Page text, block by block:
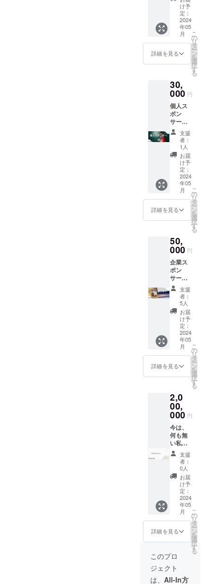
を避け
る為、
男性へ
の訪問
の施術
断りし
ており
（マル
シェな
ど、公
共の場
での施
術は可
能で
す。）
※メディ
セルの
施術
は、医
療行為
には該
当しま
せん。
マル
シェで
なく訪
問の場
合別途
や宿泊
費をを
性もご
ざいま
す。 施
術前に
一度コ
ンタク
トを取
り訪問
になり
ます。
前売り
券の有
効期限
（2024
年5月〜
5月）ま
でこの
使用し
ていた
だけま
す。 打
ち合わ
せなど
が生じ
た場合
は、公
共の場
での面
会にな
ります
使用方
法 ①ご
訪問 訪
問の場
施術前
に一度
コンタ
クトを
取り訪
問にな
りま
す。 密
室を避
ける
為、男
性への
訪問の
施術
は、お
断りし
ており
別途交
通費や
ををい
ただく
可能性
もござ
注意
点ー ご
支援後
メール
から公
式LINE
の友達
す。
（クー
送らせ
ていた
だくの
で必ず
お願い
しま
す。）
マル
シェで
なく訪
問の場
合別途
や宿泊
費をを
性もご
ざいま
す。 施
術前に
一度コ
ンタク
トを取
り訪問
になり
ます。
前売り
券の有
効期限
（2024
年5月〜
5月）ま
で 使用
へ訪問
訪問の
場合
は、施
術前に
一度コ
ンタク
トを取
り訪問
になり
ます。
密室を
避ける
為、男
性への
訪問の
は、お
断りし
ます。
別途交
通費や
宿泊費
ただき
ました
方から
順次送
らせて
頂きま
す。）
3000円
程の、
物を想
定して
いま
す。 ご
当地の
場所は
お選び
頂けま
せん。
（ただ
し、ご
支援者
様のお
住まい
の県以
す。）
内容に
関して
は決定
後メー
ルでお
知らせ
します
一回の
ご支援
につき
一回の
発送に
なりま
す。
を利用
して感
謝の気
持ちを
伝えま
せん
か？(*
´╰╯`๓)
♬ 4回
供のギ
フト券
です ギ
フトに
関しま
して
は、更
に特別
な施術
を提供
できる
よう
に、マ
ルシェ
と訪問
以外で
も、 公
て、特
別なひ
と時を
送れる
プラン
を考え
ていま
す。
（2024
年5月以
降ラッ
ピング
をして
順次お
届け）
ー注意
点ー 有
2027年
5月 打
ち合わ
せなど
が生じ
た場合
は、公
共の場
での面
会にな
ります
使用方
法 ①ご
自宅へ
訪問 訪
問の場
合は、
施術前
クトを
問にな
りま
け予
定：
2024
年05
月
詳細を見る
こ
の
リ
タ
ー
ン
を
選
択
す
る
30,
000 円
個人ス
ポン
サー枠
ースポ
ンサー
特典内
容ー ・
マル
シェ出
店時に
そこで
の写真
を公式
LINEで
プレゼ
ント（1
マル
シェ参
加時に
ご当地
のキー
ホル
ダーを
一つ送
りま
す。（1
回） ・
ホーム
ページ
に個人
スポン
サー様
のイニ
頂きま
す。 ※
支援
時、必
ず備考
欄に掲
載を希
望され
るお名
前をご
記入く
ださい
ー注
意ー
メール
より公
式LINE
の登録
す。 ス
ポン
サー様
が男性
支援
者：
1人
お届
け予
定：
2024
年05
月
詳細を見る
こ
の
リ
タ
ー
ン
を
選
択
す
る
50,
000 円
企業ス
ポン
サー枠
ー協賛
企業紹
介の方
法ー ・
各マル
シェな
どイベ
ント時
企業ス
ポン
サーさ
んの
Instagr
コード
を置く
・ロゴ
入りT
シャツ
にロゴ
の記載
（10
㎝）程
ロゴ受
け取り
法→後
日公式
LINEに
ロゴの
PDFを
送って
頂きま
す。 ・
同時に
ロゴを
ホーム
ページ
にも記
支援
者：
5人
お届
け予
定：
2024
年05
月
詳細を見る
こ
の
リ
タ
ー
ン
を
選
択
す
る
2,0
00,
000 円
今は、
何も無
い私で
すが、
私のこ
れから
の活動
や、動
物や人
に対す
る想い
に共感
して応
援する
よと
言って
下さ
る、初
期投資
家さん
支援
者：
0人
お届
け予
定：
2024
年05
月
詳細を見る
こ
の
リ
タ
ー
ン
を
選
択
す
る
このプロ
ジェクト
は、 All-In方